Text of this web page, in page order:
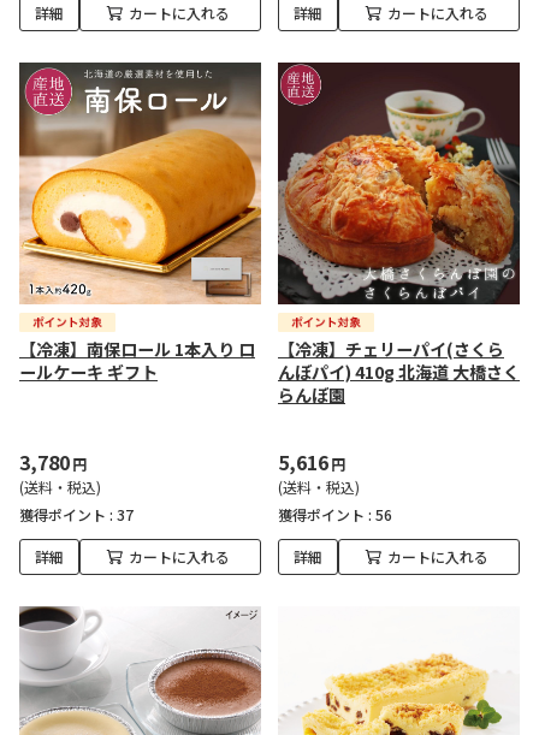
詳細 カートに入れる 詳細 カートに入れる
【冷凍】南保ロール 1本入り ロ
ールケーキ ギフト
3,780円
(送料・税込)
獲得ポイント : 37
詳細 カートに入れる
【冷凍】チェリーパイ(さくら
んぼパイ) 410g 北海道 大橋さく
らんぼ園
5,616円
(送料・税込)
獲得ポイント : 56
詳細 カートに入れる